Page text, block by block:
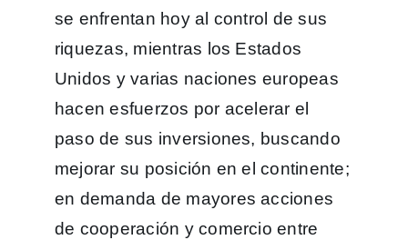
se enfrentan hoy al control de sus
riquezas, mientras los Estados
Unidos y varias naciones europeas
hacen esfuerzos por acelerar el
paso de sus inversiones, buscando
mejorar su posición en el continente;
en demanda de mayores acciones
de cooperación y comercio entre